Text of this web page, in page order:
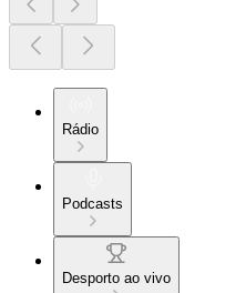
Rádio
Podcasts
Desporto ao vivo